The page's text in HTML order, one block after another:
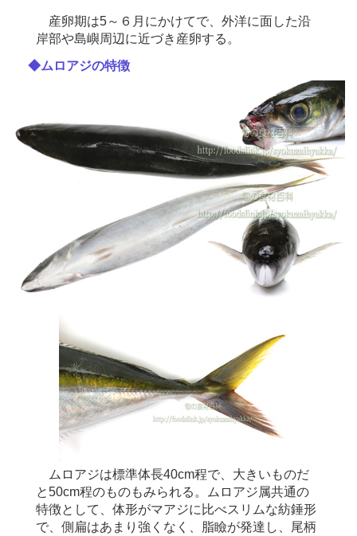
産卵期は5～６月にかけてで、外洋に面した沿
岸部や島嶼周辺に近づき産卵する。
◆ムロアジの特徴
ムロアジは標準体長40cm程で、大きいものだ
と50cm程のものもみられる。ムロアジ属共通の
特徴として、体形がマアジに比べスリムな紡錘形
で、側扁はあまり強くなく、脂瞼が発達し、尾柄